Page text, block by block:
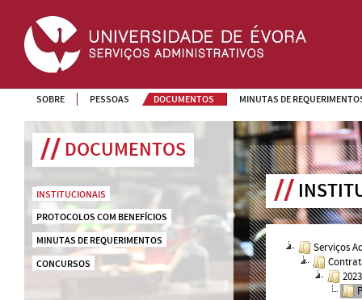
SOBRE PESSOAS DOCUMENTOS MINUTAS DE
DOCUMENTOS
INSTITUCIONAIS
PROTOCOLOS COM BENEFÍCIOS
MINUTAS DE REQUERIMENTOS
CONCURSOS
Serviços
2023